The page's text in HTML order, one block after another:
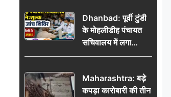
शुभ मुहूर्त
Dhanbad: पूर्वी टुंडी
के मोहलीडीह पंचायत
सचिवालय में लगा
निःशुल्क स्वास्थ्य जांच
उठाया लाभ
Maharashtra: बड़े
कपड़ा कारोबारी की तीन